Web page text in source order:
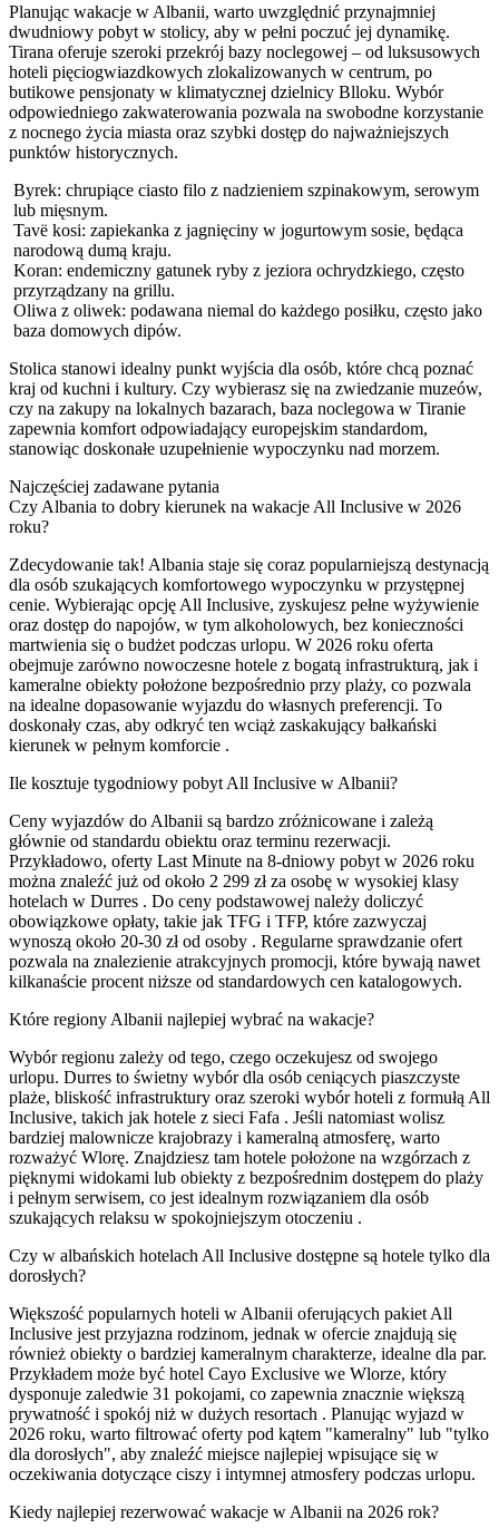
Planując wakacje w Albanii, warto uwzględnić przynajmniej
dwudniowy pobyt w stolicy, aby w pełni poczuć jej dynamikę.
Tirana oferuje szeroki przekrój bazy noclegowej – od luksusowych
hoteli pięciogwiazdkowych zlokalizowanych w centrum, po
butikowe pensjonaty w klimatycznej dzielnicy Blloku. Wybór
odpowiedniego zakwaterowania pozwala na swobodne korzystanie
z nocnego życia miasta oraz szybki dostęp do najważniejszych
punktów historycznych.
Byrek: chrupiące ciasto filo z nadzieniem szpinakowym, serowym
lub mięsnym.
Tavë kosi: zapiekanka z jagnięciny w jogurtowym sosie, będąca
narodową dumą kraju.
Koran: endemiczny gatunek ryby z jeziora ochrydzkiego, często
przyrządzany na grillu.
Oliwa z oliwek: podawana niemal do każdego posiłku, często jako
baza domowych dipów.
Stolica stanowi idealny punkt wyjścia dla osób, które chcą poznać
kraj od kuchni i kultury. Czy wybierasz się na zwiedzanie muzeów,
czy na zakupy na lokalnych bazarach, baza noclegowa w Tiranie
zapewnia komfort odpowiadający europejskim standardom,
stanowiąc doskonałe uzupełnienie wypoczynku nad morzem.
Najczęściej zadawane pytania
Czy Albania to dobry kierunek na wakacje All Inclusive w 2026
roku?
Zdecydowanie tak! Albania staje się coraz popularniejszą destynacją
dla osób szukających komfortowego wypoczynku w przystępnej
cenie. Wybierając opcję All Inclusive, zyskujesz pełne wyżywienie
oraz dostęp do napojów, w tym alkoholowych, bez konieczności
martwienia się o budżet podczas urlopu. W 2026 roku oferta
obejmuje zarówno nowoczesne hotele z bogatą infrastrukturą, jak i
kameralne obiekty położone bezpośrednio przy plaży, co pozwala
na idealne dopasowanie wyjazdu do własnych preferencji. To
doskonały czas, aby odkryć ten wciąż zaskakujący bałkański
kierunek w pełnym komforcie .
Ile kosztuje tygodniowy pobyt All Inclusive w Albanii?
Ceny wyjazdów do Albanii są bardzo zróżnicowane i zależą
głównie od standardu obiektu oraz terminu rezerwacji.
Przykładowo, oferty Last Minute na 8-dniowy pobyt w 2026 roku
można znaleźć już od około 2 299 zł za osobę w wysokiej klasy
hotelach w Durres . Do ceny podstawowej należy doliczyć
obowiązkowe opłaty, takie jak TFG i TFP, które zazwyczaj
wynoszą około 20-30 zł od osoby . Regularne sprawdzanie ofert
pozwala na znalezienie atrakcyjnych promocji, które bywają nawet
kilkanaście procent niższe od standardowych cen katalogowych.
Które regiony Albanii najlepiej wybrać na wakacje?
Wybór regionu zależy od tego, czego oczekujesz od swojego
urlopu. Durres to świetny wybór dla osób ceniących piaszczyste
plaże, bliskość infrastruktury oraz szeroki wybór hoteli z formułą All
Inclusive, takich jak hotele z sieci Fafa . Jeśli natomiast wolisz
bardziej malownicze krajobrazy i kameralną atmosferę, warto
rozważyć Wlorę. Znajdziesz tam hotele położone na wzgórzach z
pięknymi widokami lub obiekty z bezpośrednim dostępem do plaży
i pełnym serwisem, co jest idealnym rozwiązaniem dla osób
szukających relaksu w spokojniejszym otoczeniu .
Czy w albańskich hotelach All Inclusive dostępne są hotele tylko dla
dorosłych?
Większość popularnych hoteli w Albanii oferujących pakiet All
Inclusive jest przyjazna rodzinom, jednak w ofercie znajdują się
również obiekty o bardziej kameralnym charakterze, idealne dla par.
Przykładem może być hotel Cayo Exclusive we Wlorze, który
dysponuje zaledwie 31 pokojami, co zapewnia znacznie większą
prywatność i spokój niż w dużych resortach . Planując wyjazd w
2026 roku, warto filtrować oferty pod kątem "kameralny" lub "tylko
dla dorosłych", aby znaleźć miejsce najlepiej wpisujące się w
oczekiwania dotyczące ciszy i intymnej atmosfery podczas urlopu.
Kiedy najlepiej rezerwować wakacje w Albanii na 2026 rok?